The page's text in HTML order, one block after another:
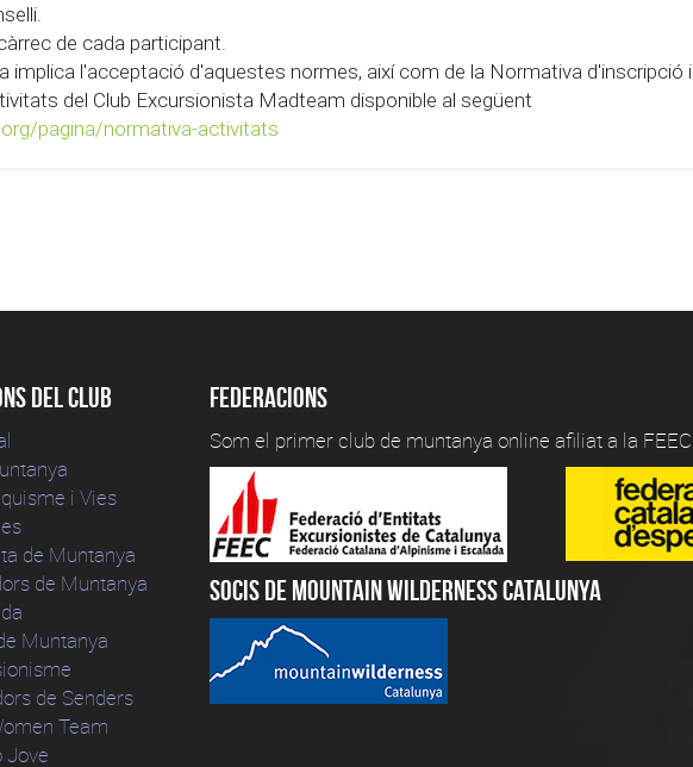
de cada participant.
implica l'acceptació d'aquestes normes, així com de la Normativa d'inscripció i
del Club Excursionista Madteam disponible al següent
pagina/normativa-activitats
del club
i Vies
de Muntanya
de Muntanya
Muntanya
de Senders
Team
Jove
Federacions
Som el primer club de muntanya online afiliat a la FEEC.
Socis de Mountain Wilderness Catalunya